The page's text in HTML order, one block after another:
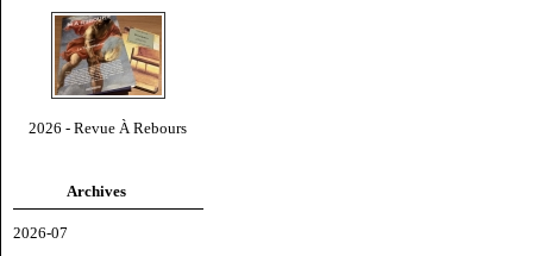
2026 - Revue À Rebours
Archives
2026-07